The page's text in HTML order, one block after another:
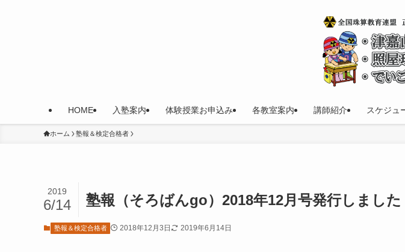
HOME 入塾案内 体験授業お申込み 各教室案内 講師紹介 スケジュ
ホーム 塾報＆検定合格者
塾報（そろばんgo）2018年12月号発行しました
2019
6/14
塾報＆検定合格者 2018年12月3日 2019年6月14日